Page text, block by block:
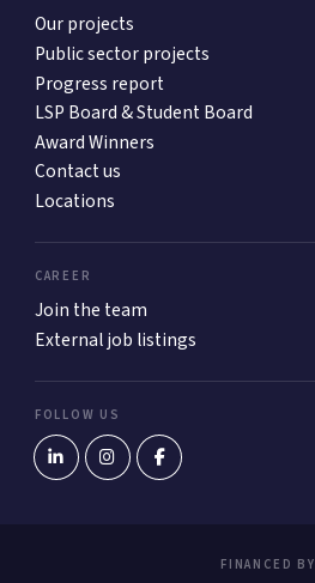
Our projects
Public sector projects
Progress report
LSP Board & Student Board
Award Winners
Contact us
Locations
CAREER
Join the team
External job listings
FOLLOW US
FINANCED BY